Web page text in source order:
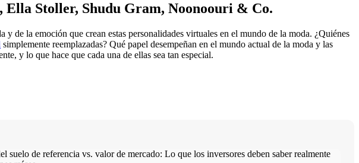
Stoller, Shudu Gram, Noonoouri & Co.
de la emoción que crean estas personalidades virtuales en el mundo de la moda. ¿Quiénes
simplemente reemplazadas? Qué papel desempeñan en el mundo actual de la moda y las
y lo que hace que cada una de ellas sea tan especial.